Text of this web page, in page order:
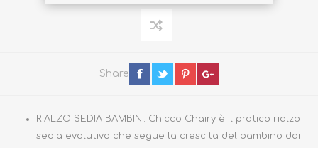
Share
RIALZO SEDIA BAMBINI: Chicco Chairy è il pratico rialzo
sedia evolutivo che segue la crescita del bambino dai